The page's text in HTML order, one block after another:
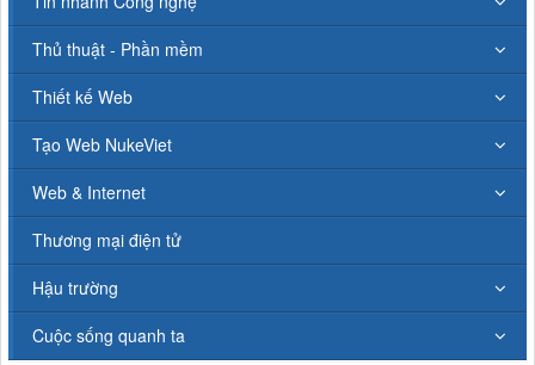
Thủ thuật - Phần mềm
Thiết kế Web
Tạo Web NukeViet
Web & Internet
Thương mại điện tử
Hậu trường
Cuộc sống quanh ta